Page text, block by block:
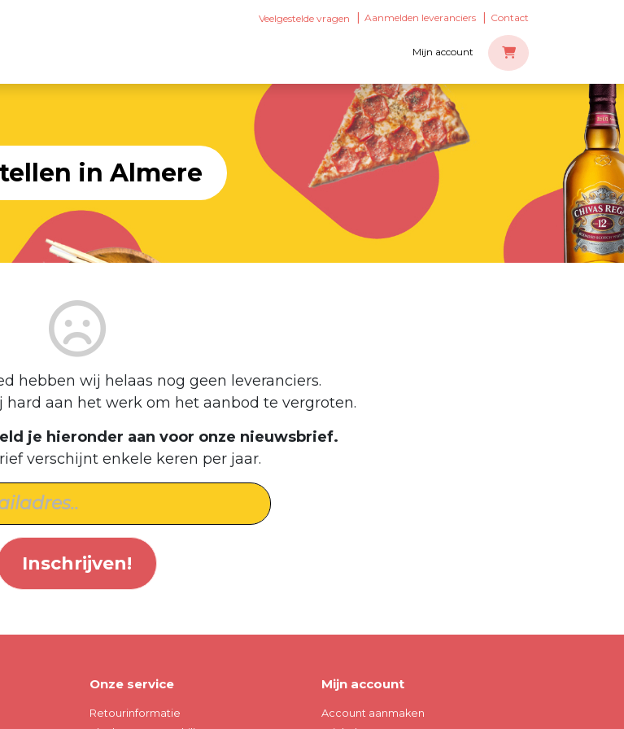
Veelgestelde vragen Aanmelden leveranciers Contact
Mijn account
in Almere
hebben wij helaas nog geen leveranciers.
aan het werk om het aanbod te vergroten.
je hieronder aan voor onze nieuwsbrief.
verschijnt enkele keren per jaar.
Inschrijven!
Onze service
Retourinformatie
Mijn account
Account aanmaken